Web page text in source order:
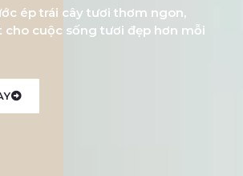
ép trái cây tươi thơm ngon,
cho cuộc sống tươi đẹp hơn mỗi